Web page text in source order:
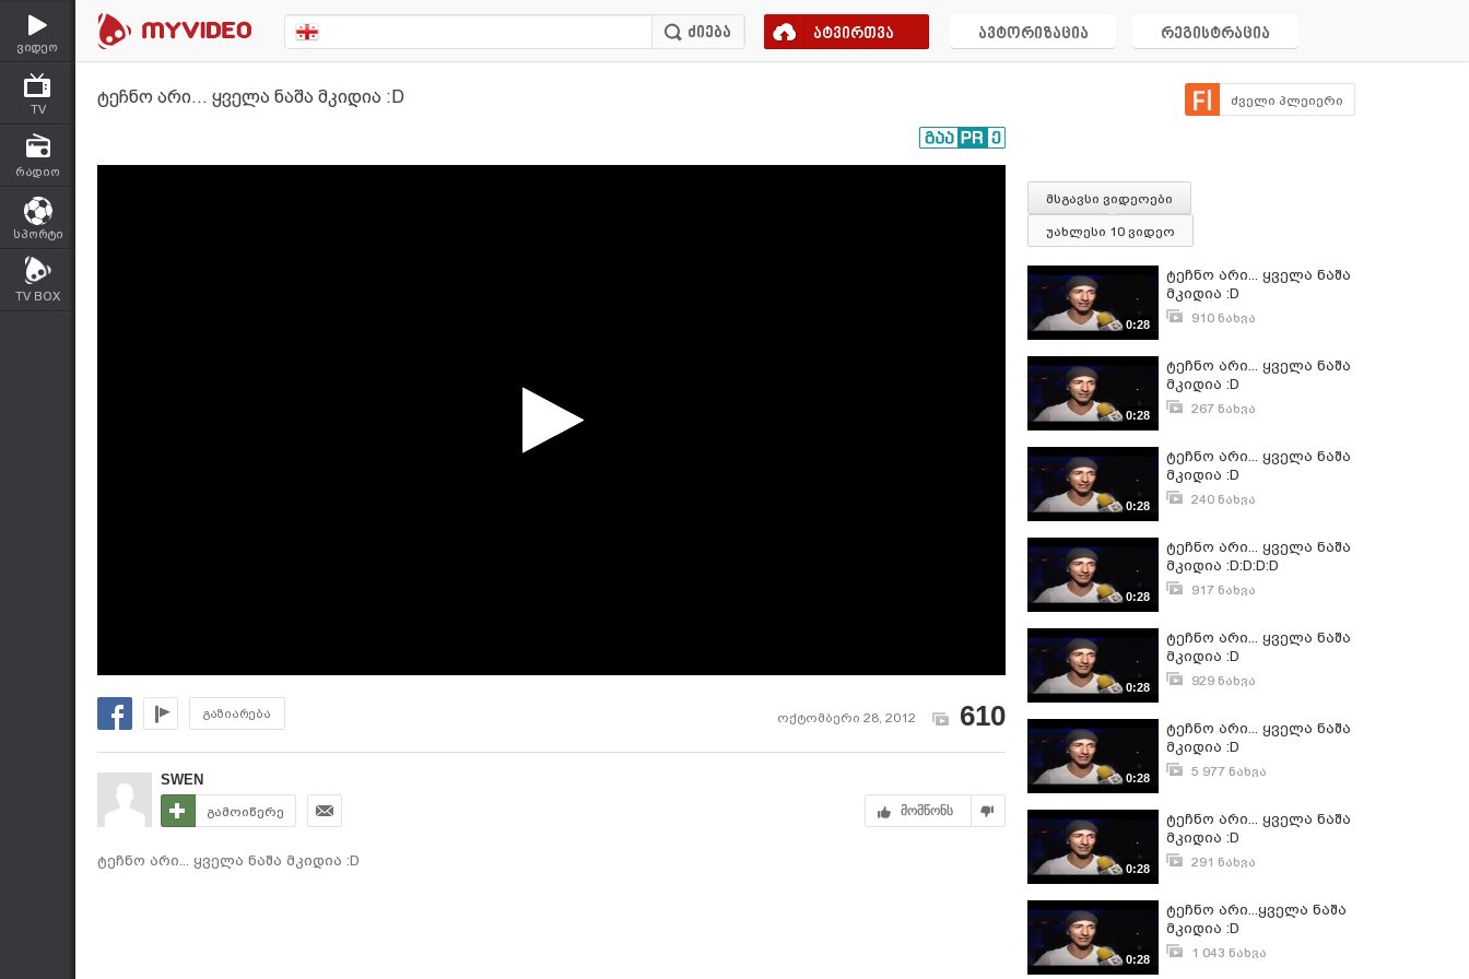
ვიდეო
TV
რადიო
სპორტი
TV BOX
ატვირთვა ავტორიზაცია რეგისტრაცია
ტეჩნო არი... ყველა ნაშა მკიდია :D ძველი პლეიერი
გაზიარება ოქტომბერი 28, 2012 610
SWEN
გამოიწერე მომწონს
ტეჩნო არი... ყველა ნაშა მკიდია :D
მსგავსი ვიდეოები
უახლესი 10 ვიდეო
0:28
ტეჩნო არი... ყველა ნაშა
მკიდია :D
910 ნახვა
0:28
ტეჩნო არი... ყველა ნაშა
მკიდია :D
267 ნახვა
0:28
ტეჩნო არი... ყველა ნაშა
მკიდია :D
240 ნახვა
0:28
ტეჩნო არი... ყველა ნაშა
მკიდია :D:D:D:D
917 ნახვა
0:28
ტეჩნო არი... ყველა ნაშა
მკიდია :D
929 ნახვა
0:28
ტეჩნო არი... ყველა ნაშა
მკიდია :D
5 977 ნახვა
0:28
ტეჩნო არი... ყველა ნაშა
მკიდია :D
291 ნახვა
0:28
ტეჩნო არი...ყველა ნაშა
მკიდია :D
1 043 ნახვა